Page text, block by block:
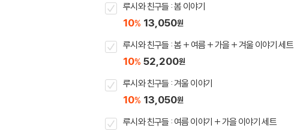
루시와 친구들 : 봄 이야기
10% 13,050원
루시와 친구들 : 봄 + 여름 + 가을 + 겨울 이야기 세트
10% 52,200원
루시와 친구들 : 겨울 이야기
10% 13,050원
루시와 친구들 : 여름 이야기 + 가을 이야기 세트